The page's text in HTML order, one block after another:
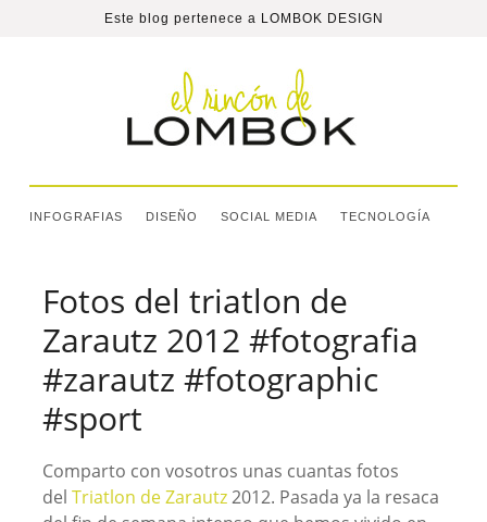
Este blog pertenece a LOMBOK DESIGN
INFOGRAFIAS DISEÑO SOCIAL MEDIA TECNOLOGÍA
Fotos del triatlon de
Zarautz 2012 #fotografia
#zarautz #fotographic
#sport
Comparto con vosotros unas cuantas fotos
del Triatlon de Zarautz2012. Pasada ya la resaca